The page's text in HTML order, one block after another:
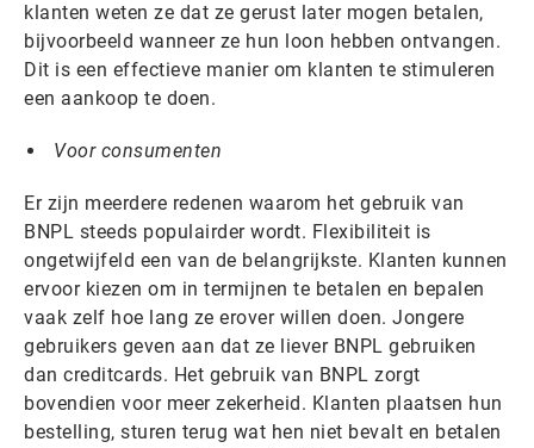
klanten weten ze dat ze gerust later mogen betalen,
bijvoorbeeld wanneer ze hun loon hebben ontvangen.
Dit is een effectieve manier om klanten te stimuleren
een aankoop te doen.
Voor consumenten
Er zijn meerdere redenen waarom het gebruik van
BNPL steeds populairder wordt. Flexibiliteit is
ongetwijfeld een van de belangrijkste. Klanten kunnen
ervoor kiezen om in termijnen te betalen en bepalen
vaak zelf hoe lang ze erover willen doen. Jongere
gebruikers geven aan dat ze liever BNPL gebruiken
dan creditcards. Het gebruik van BNPL zorgt
bovendien voor meer zekerheid. Klanten plaatsen hun
bestelling, sturen terug wat hen niet bevalt en betalen